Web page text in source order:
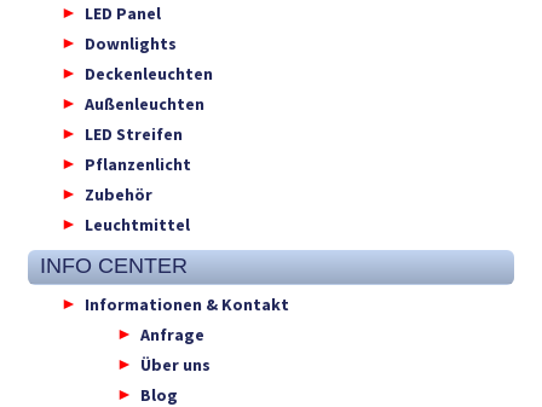
LED Panel
Downlights
Deckenleuchten
Außenleuchten
LED Streifen
Pflanzenlicht
Zubehör
Leuchtmittel
INFO CENTER
Informationen & Kontakt
Anfrage
Über uns
Blog